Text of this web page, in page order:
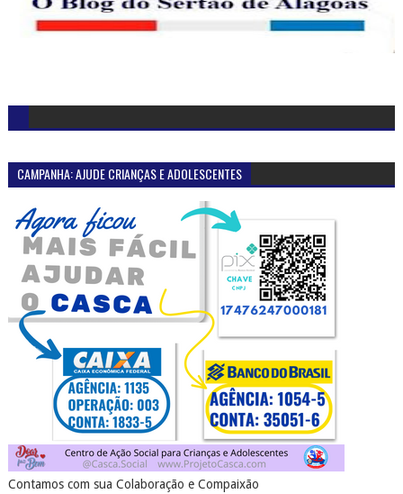
CAMPANHA: AJUDE CRIANÇAS E ADOLESCENTES
Contamos com sua Colaboração e Compaixão